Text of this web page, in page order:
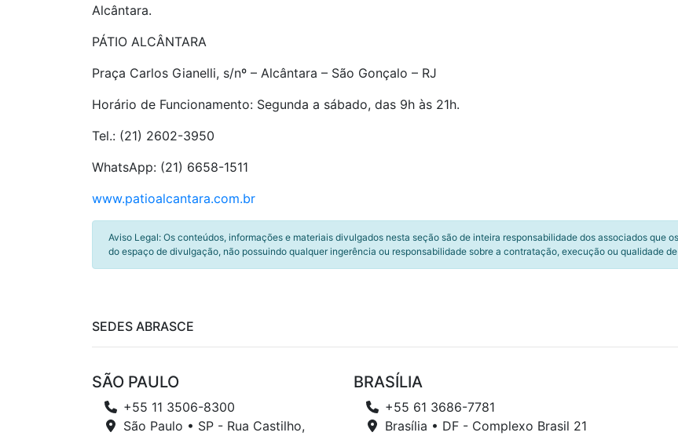
Alcântara.
PÁTIO ALCÂNTARA
Praça Carlos Gianelli, s/nº – Alcântara – São Gonçalo – RJ
Horário de Funcionamento: Segunda a sábado, das 9h às 21h.
Tel.: (21) 2602-3950
WhatsApp: (21) 6658-1511
www.patioalcantara.com.br
Aviso Legal: Os conteúdos, informações e materiais divulgados nesta seção são de inteira responsabilidade dos associados que
do espaço de divulgação, não possuindo qualquer ingerência ou responsabilidade sobre a contratação, execução ou qualidade
SEDES ABRASCE
SÃO PAULO
+55 11 3506-8300
São Paulo • SP - Rua Castilho,
BRASÍLIA
+55 61 3686-7781
Brasília • DF - Complexo Brasil 21